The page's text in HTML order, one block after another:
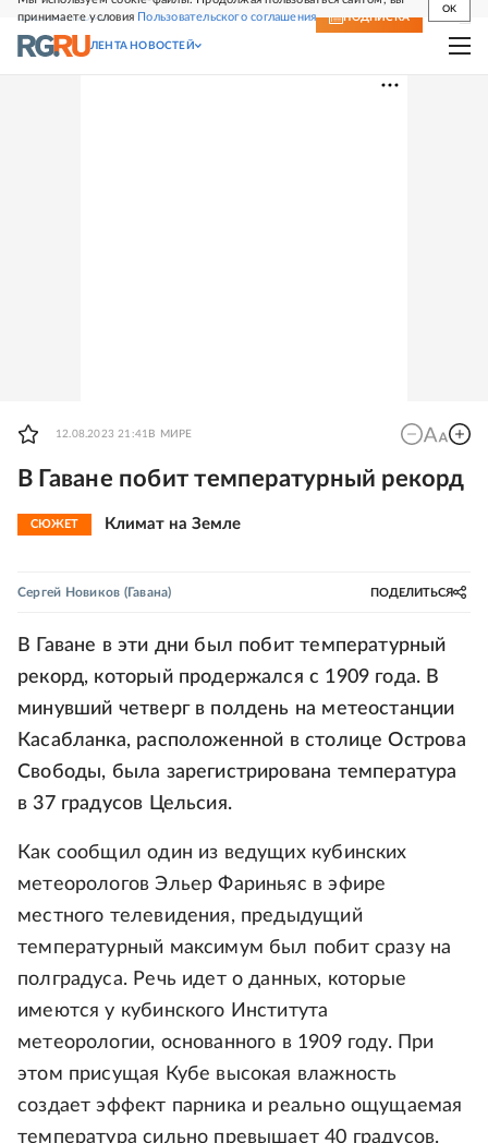
принимаете условия Пользовательского соглашения
OK
СВЕЖИЙ НОМЕР ПОДПИСКА
ЛЕНТА НОВОСТЕЙ
12.08.2023 21:41 В МИРЕ
В Гаване побит температурный рекорд
СЮЖЕТ Климат на Земле
Сергей Новиков (Гавана) ПОДЕЛИТЬСЯ
В Гаване в эти дни был побит температурный
рекорд, который продержался с 1909 года. В
минувший четверг в полдень на метеостанции
Касабланка, расположенной в столице Острова
Свободы, была зарегистрирована температура
в 37 градусов Цельсия.
Как сообщил один из ведущих кубинских
метеорологов Эльер Фариньяс в эфире
местного телевидения, предыдущий
температурный максимум был побит сразу на
полградуса. Речь идет о данных, которые
имеются у кубинского Института
метеорологии, основанного в 1909 году. При
этом присущая Кубе высокая влажность
создает эффект парника и реально ощущаемая
температура сильно превышает 40 градусов.